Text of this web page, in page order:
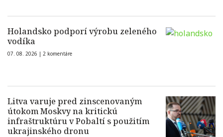
Holandsko podporí výrobu zeleného
vodíka
07. 08. 2026 | 2 komentáre
Litva varuje pred zinscenovaným
útokom Moskvy na kritickú
infraštruktúru v Pobaltí s použitím
ukrajinského dronu